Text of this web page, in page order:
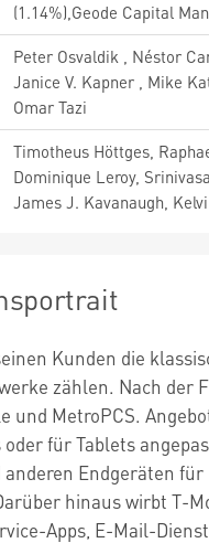
(1.14%),Geode Capital
Peter Osvaldik , Néstor
Janice V. Kapner , Mike
Omar Tazi
Timotheus Höttges,
Dominique Leroy,
James J. Kavanaugh,
Kunden die
zählen. Nach
und MetroPCS.
für Tablets
anderen Endgeräten
hinaus wirbt T-
Apps, E-Mail-